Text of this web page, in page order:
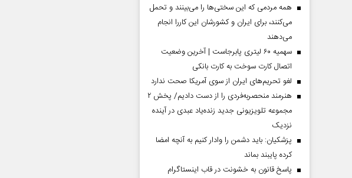
همه مردمی که این سختی‌ها را می‌بینند و تحمل
می‌کنند، برای ایران و کشورشان این کاررا انجام
می‌دهند
سهمیه ۶۰ لیتری پابرجاست | آخرین وضعیت
اتصال کارت سوخت به کارت بانکی
لغو تحریم‌های ایران از سوی آمریکا صحت ندارد
هنرمند منحصر‌به‌فردی را از دست دادیم/ پخش ۲
مجموعه تلویزیونی جدید زنده‌یاد عبدی در آینده
نزدیک
پزشکیان: باید دشمن را وادار کنیم به آنچه امضا
کرده پایبند بماند
پاسخ قانون به خشونت در قاب اینستاگرام